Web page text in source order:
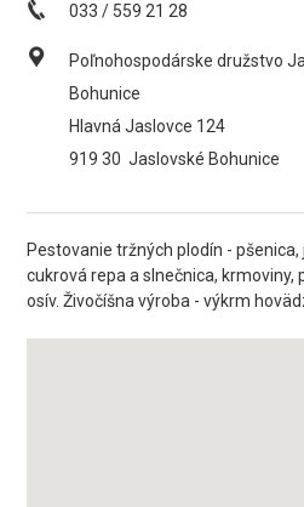
033 / 559 21 28
Poľnohospodárske družstvo
Bohunice
Hlavná Jaslovce 124
919 30 Jaslovské Bohunice
Pestovanie tržných plodín -
cukrová repa a slnečnica, krmoviny,
osív. Živočíšna výroba - výkrm